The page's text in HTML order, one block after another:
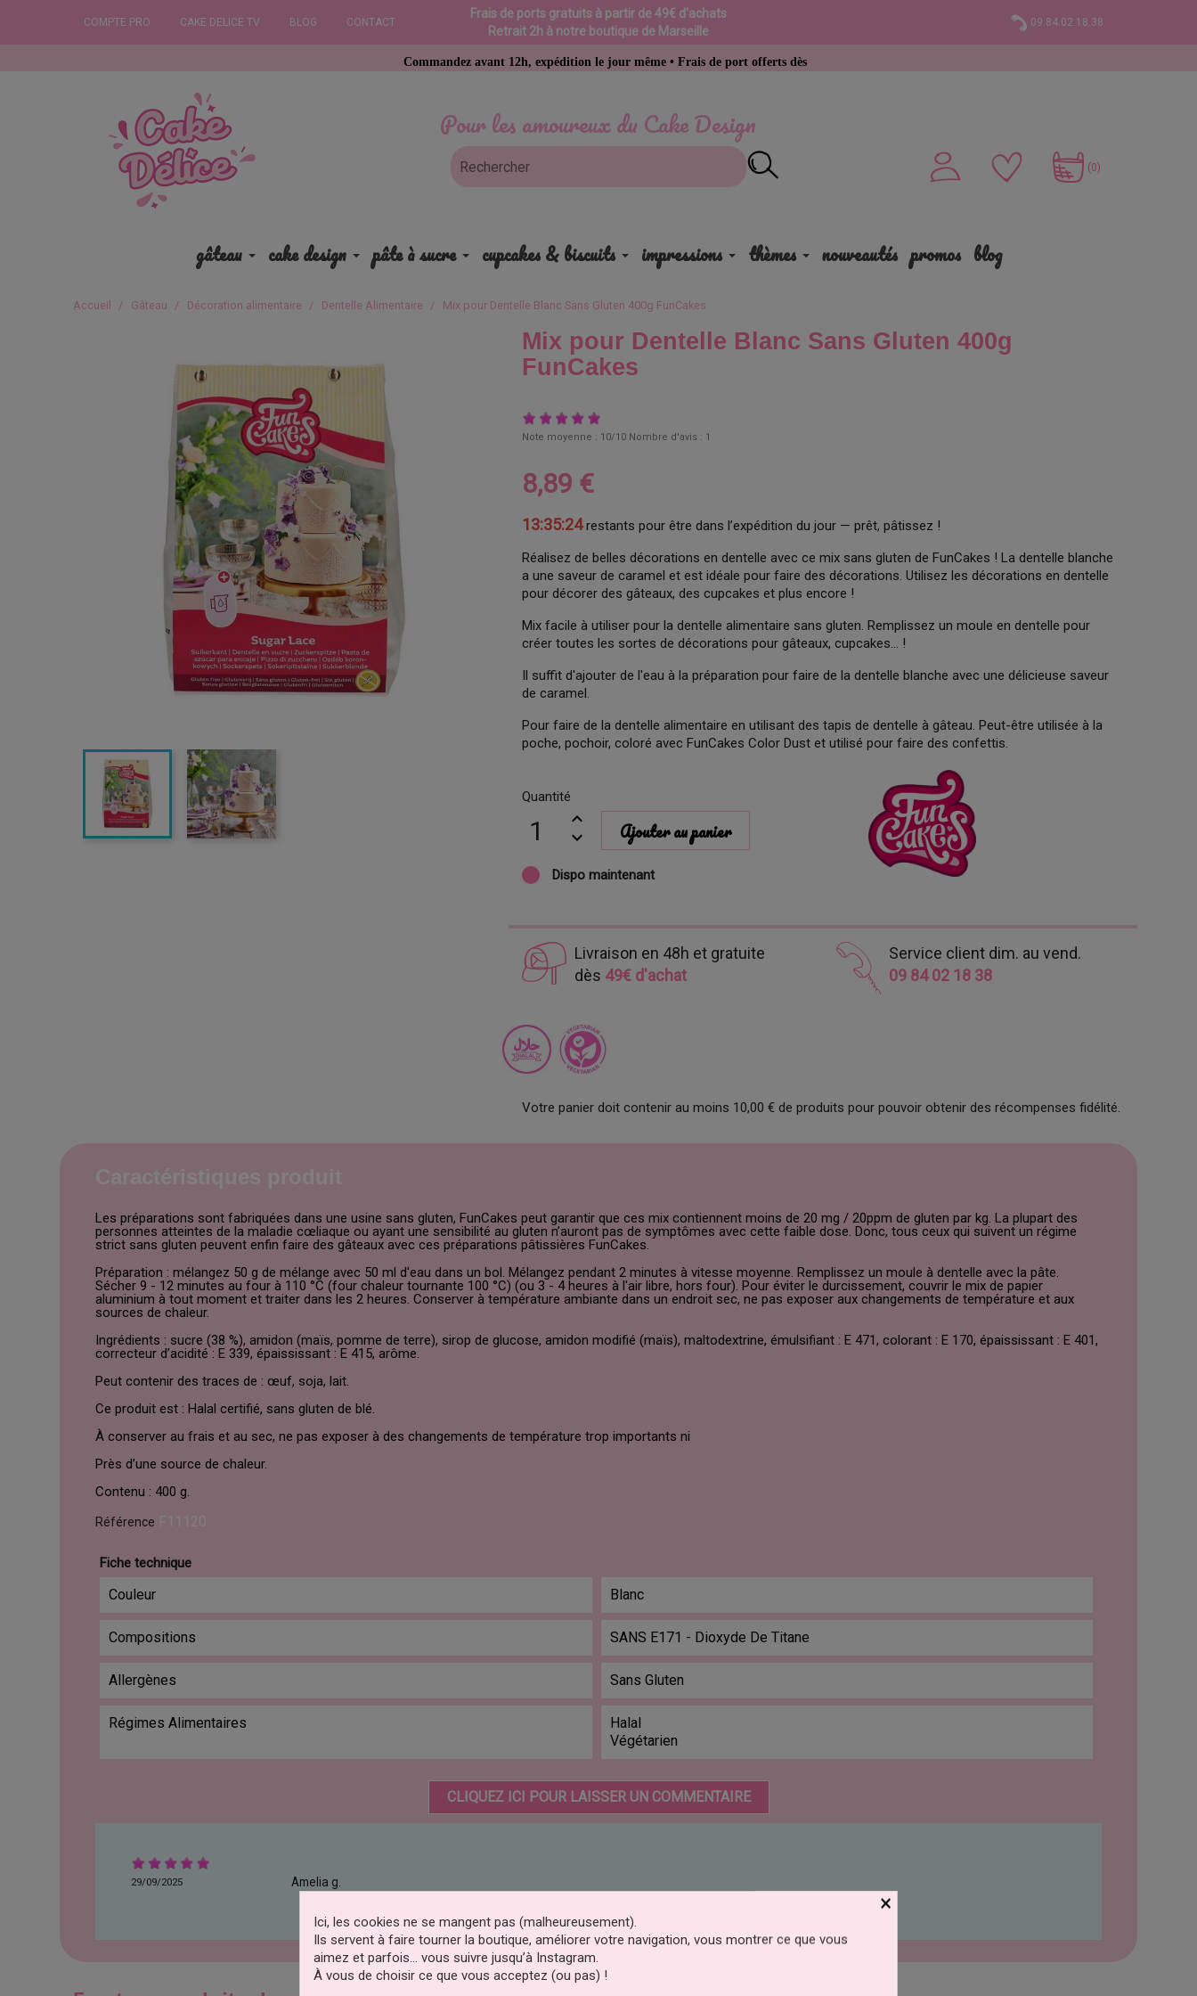
COMPTE PRO CAKE DELICE TV BLOG CONTACT
Frais de ports gratuits à partir de 49€ d'achats
Retrait 2h à notre boutique de Marseille
09.84.02.18.38
Pour les amoureux du Cake Design
Commandez avant 12h, expédition le jour même • Frais de port offerts dès 49 € d’achat
(0)
gâteau cake design pâte à sucre cupcakes & biscuits impressions thèmes nouveautés promos blog
Accueil Gâteau Décoration alimentaire Dentelle Alimentaire Mix pour Dentelle Blanc Sans Gluten 400g FunCakes
Mix pour Dentelle Blanc Sans Gluten 400g
FunCakes
Note moyenne : 10/10 Nombre d'avis : 1
8,89 €
13:35:22restants pour être dans l’expédition du jour — prêt, pâtissez !
Réalisez de belles décorations en dentelle avec ce mix sans gluten de FunCakes ! La dentelle blanche
a une saveur de caramel et est idéale pour faire des décorations. Utilisez les décorations en dentelle
pour décorer des gâteaux, des cupcakes et plus encore !
Mix facile à utiliser pour la dentelle alimentaire sans gluten. Remplissez un moule en dentelle pour
créer toutes les sortes de décorations pour gâteaux, cupcakes... !
Il suffit d'ajouter de l'eau à la préparation pour faire de la dentelle blanche avec une délicieuse saveur
de caramel.
Pour faire de la dentelle alimentaire en utilisant des tapis de dentelle à gâteau. Peut-être utilisée à la
poche, pochoir, coloré avec FunCakes Color Dust et utilisé pour faire des confettis.
Quantité
Ajouter au panier
Dispo maintenant
Livraison en 48h et gratuite
dès 49€ d'achat
Service client dim. au vend.
09 84 02 18 38
Votre panier doit contenir au moins 10,00 € de produits pour pouvoir obtenir des récompenses fidélité.
Les préparations sont fabriquées dans une usine sans gluten, FunCakes peut garantir que ces mix contiennent moins de 20 mg / 20ppm de gluten par kg. La plupart des
personnes atteintes de la maladie cœliaque ou ayant une sensibilité au gluten n’auront pas de symptômes avec cette faible dose. Donc, tous ceux qui suivent un régime
strict sans gluten peuvent enfin faire des gâteaux avec ces préparations pâtissières FunCakes.
Préparation : mélangez 50 g de mélange avec 50 ml d'eau dans un bol. Mélangez pendant 2 minutes à vitesse moyenne. Remplissez un moule à dentelle avec la pâte.
Sécher 9 - 12 minutes au four à 110 °C (four chaleur tournante 100 °C) (ou 3 - 4 heures à l'air libre, hors four). Pour éviter le durcissement, couvrir le mix de papier
aluminium à tout moment et traiter dans les 2 heures. Conserver à température ambiante dans un endroit sec, ne pas exposer aux changements de température et aux
sources de chaleur.
Ingrédients : sucre (38 %), amidon (maïs, pomme de terre), sirop de glucose, amidon modifié (maïs), maltodextrine, émulsifiant : E 471, colorant : E 170, épaississant : E 401,
correcteur d’acidité : E 339, épaississant : E 415, arôme.
Peut contenir des traces de : œuf, soja, lait.
Ce produit est : Halal certifié, sans gluten de blé.
À conserver au frais et au sec, ne pas exposer à des changements de température trop importants ni
Près d’une source de chaleur.
Contenu : 400 g.
Référence
Fiche technique
Couleur Blanc
Compositions SANS E171 - Dioxyde De Titane
Allergènes Sans Gluten
Régimes Alimentaires
Halal
Végétarien
CLIQUEZ ICI POUR LAISSER UN COMMENTAIRE
29/09/2025 Amelia g.
×
Ici, les cookies ne se mangent pas (malheureusement).
Ils servent à faire tourner la boutique, améliorer votre navigation, vous montrer ce que vous
aimez et parfois… vous suivre jusqu’à Instagram.
À vous de choisir ce que vous acceptez (ou pas) !